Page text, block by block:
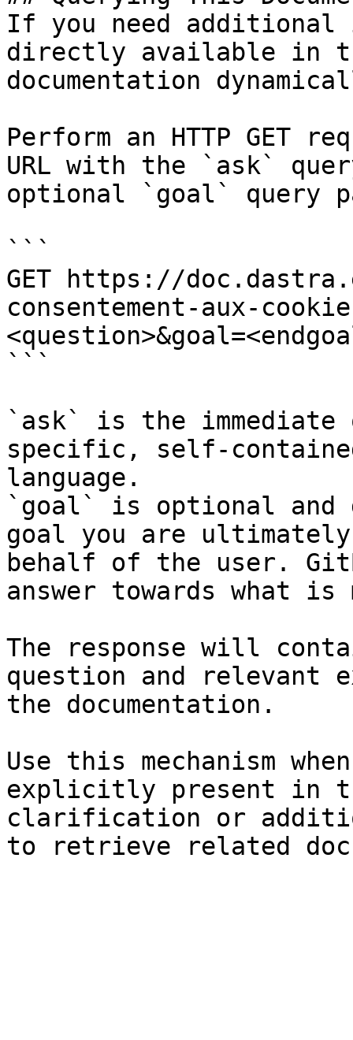
If you need
directly available in
documentation
Perform an HTTP GET
URL with the `ask`
optional `goal` query
```
GET https://
consentement-aux-
```
`ask` is the
specific, self-
language.
`goal` is optional and
goal you are
behalf of the user.
answer towards what
The response will
question and relevant
the documentation.
Use this mechanism
explicitly present in
clarification or